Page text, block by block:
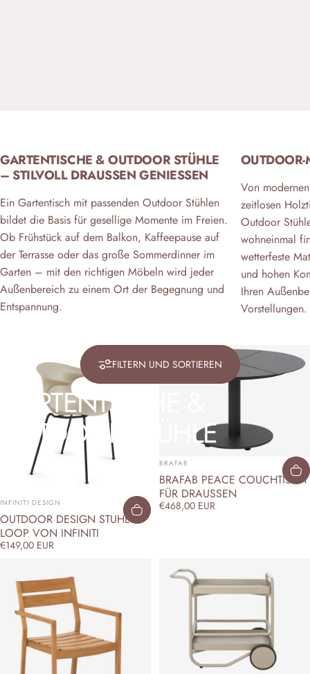
GARTENTISCHE
OUTDOOR STÜHLE
GARTENTISCHE & OUTDOOR STÜHLE
– STILVOLL DRAUSSEN GENIESSEN
Ein Gartentisch mit passenden Outdoor Stühlen
bildet die Basis für gesellige Momente im Freien.
Ob Frühstück auf dem Balkon, Kaffeepause auf
der Terrasse oder das große Sommerdinner im
Garten – mit den richtigen Möbeln wird jeder
Außenbereich zu einem Ort der Begegnung und
Entspannung.
OUTDOOR-
Von
zeitlosen
Outdoor
wohneinmal
wetterfeste
und hohen
Ihren
Vorstellungen.
FILTERN UND SORTIEREN
ANBIETER:
INFINITI DESIGN
OUTDOOR DESIGN STUHL
LOOP VON INFINITI
€149,00 EUR
ANBIETER:
BRAFAB
BRAFAB PEACE COUCHTISCH
FÜR DRAUSSEN
€468,00 EUR